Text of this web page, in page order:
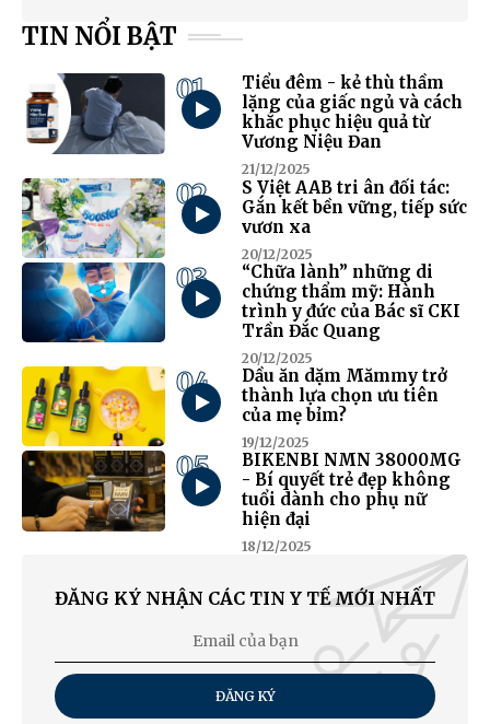
TIN NỔI BẬT
01
Tiểu đêm - kẻ thù thầm
lặng của giấc ngủ và cách
khắc phục hiệu quả từ
Vương Niệu Đan
21/12/2025
02
S Việt AAB tri ân đối tác:
Gắn kết bền vững, tiếp sức
vươn xa
20/12/2025
03
“Chữa lành” những di
chứng thẩm mỹ: Hành
trình y đức của Bác sĩ CKI
Trần Đắc Quang
20/12/2025
04
Dầu ăn dặm Mămmy trở
thành lựa chọn ưu tiên
của mẹ bỉm?
19/12/2025
05
BIKENBI NMN 38000MG
- Bí quyết trẻ đẹp không
tuổi dành cho phụ nữ
hiện đại
18/12/2025
ĐĂNG KÝ NHẬN CÁC TIN Y TẾ MỚI NHẤT
ĐĂNG KÝ